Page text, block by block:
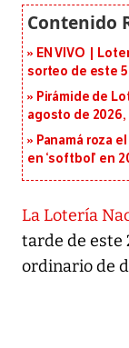
EN VIVO |
sorteo de este
Pirámide de
agosto de 2026,
Panamá roza
en ‘softbol’ en
La Lotería
tarde de este
ordinario de